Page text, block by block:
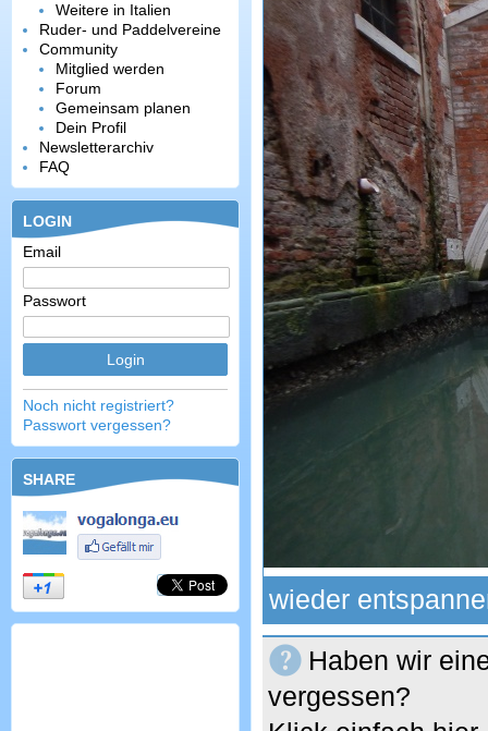
Weitere in Italien
Ruder- und Paddelvereine
Community
Mitglied werden
Forum
Gemeinsam planen
Dein Profil
Newsletterarchiv
FAQ
LOGIN
Email
Passwort
Noch nicht registriert?
Passwort vergessen?
SHARE
wieder
Haben wir
vergessen?